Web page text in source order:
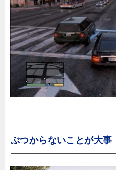
ぶつからないことが大事